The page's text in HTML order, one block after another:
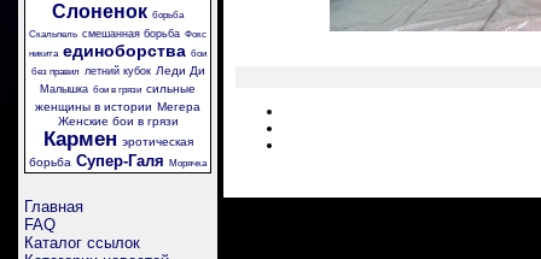
Слоненок борьба
Скальпель смешанная борьба Фокс
никита единоборства бои
без правил летний кубок Леди Ди
Малышка бои в грязи сильные
женщины в истории Мегера
Женские бои в грязи
Кармен эротическая
борьба Супер-Галя Морячка
Главная
FAQ
Каталог ссылок